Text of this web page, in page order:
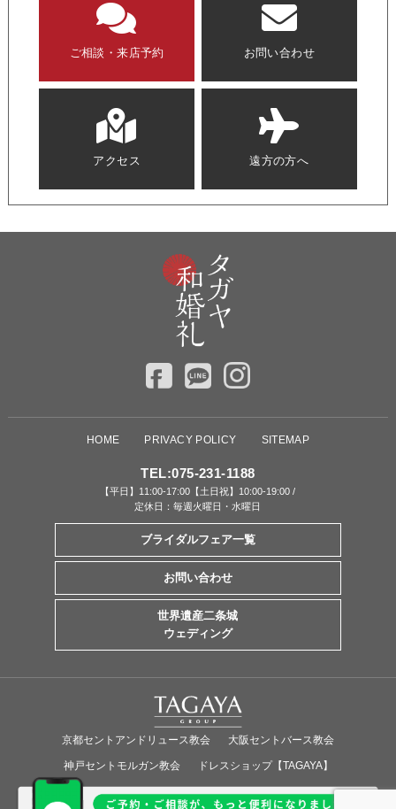
ご相談・来店予約 お問い合わせ
アクセス 遠方の方へ
HOME PRIVACY POLICY SITEMAP
TEL:075-231-1188
【平日】11:00-17:00【土日祝】10:00-19:00 /
定休日：毎週火曜日・水曜日
ブライダルフェア一覧
お問い合わせ
世界遺産二条城
ウェディング
京都セントアンドリュース教会 大阪セントバース教会
神戸セントモルガン教会 ドレスショップ【TAGAYA】
Overseas Wedding